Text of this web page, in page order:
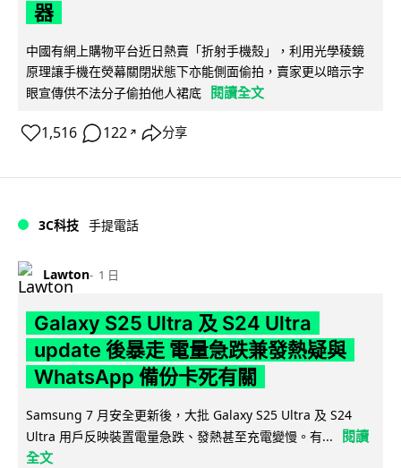
器
中國有網上購物平台近日熱賣「折射手機殼」，利用光學稜鏡
原理讓手機在熒幕關閉狀態下亦能側面偷拍，賣家更以暗示字
眼宣傳供不法分子偷拍他人裙底
閱讀全文
1,516 122 ↗ 分享
3C科技 手提電話
Lawton 1 日
Galaxy S25 Ultra 及 S24 Ultra
update 後暴走 電量急跌兼發熱疑與
WhatsApp 備份卡死有關
Samsung 7 月安全更新後，大批 Galaxy S25 Ultra 及 S24
Ultra 用戶反映裝置電量急跌、發熱甚至充電變慢。有...
閱讀
全文